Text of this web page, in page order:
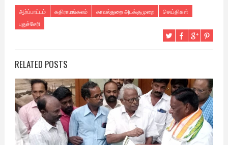
ஆர்ப்பாட்டம் கதிராமங்கலம் காவல்துறை அடக்குமுறை
செய்திகள்
புதுச்சேரி
RELATED POSTS